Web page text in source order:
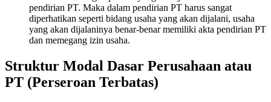
pendirian PT. Maka dalam pendirian PT harus sangat
diperhatikan seperti bidang usaha yang akan dijalani, usaha
yang akan dijalaninya benar-benar memiliki akta pendirian PT
dan memegang izin usaha.
Struktur Modal Dasar Perusahaan atau
PT (Perseroan Terbatas)